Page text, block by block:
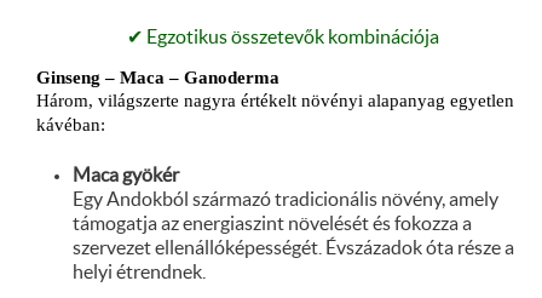
✔ Egzotikus összetevők kombinációja
Ginseng – Maca – Ganoderma
Három, világszerte nagyra értékelt növényi alapanyag egyetlen
kávéban:
Maca gyökér
Egy Andokból származó tradicionális növény, amely
támogatja az energiaszint növelését és fokozza a
szervezet ellenállóképességét. Évszázadok óta része a
helyi étrendnek.